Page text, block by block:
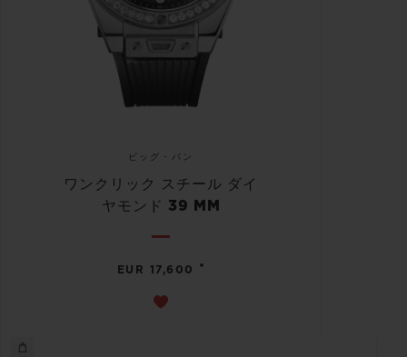
ビッグ・バン
ワンクリック スチール ダイ
ヤモンド 39 MM
EUR 17,600 •